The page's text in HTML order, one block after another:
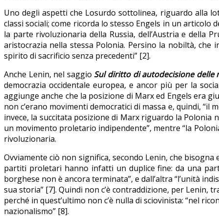
Uno degli aspetti che Losurdo sottolinea, riguardo alla
classi sociali; come ricorda lo stesso Engels in un articolo
la parte rivoluzionaria della Russia, dell’Austria e della
aristocrazia nella stessa Polonia. Persino la nobiltà,
spirito di sacrificio senza precedenti” [2].
Anche Lenin, nel saggio Sul diritto di autodecisione delle
democrazia occidentale europea, e ancor più per la
aggiunge anche che la posizione di Marx ed Engels era
non c’erano movimenti democratici di massa e, quindi, “il
invece, la succitata posizione di Marx riguardo la
un movimento proletario indipendente”, mentre “la
rivoluzionaria.
Ovviamente ciò non significa, secondo Lenin, che
partiti proletari hanno infatti un duplice fine: da una
borghese non è ancora terminata”, e dall’altra “l’unità
sua storia” [7]. Quindi non c’è contraddizione, per Lenin,
perché in quest’ultimo non c’è nulla di sciovinista: “nel
nazionalismo” [8].